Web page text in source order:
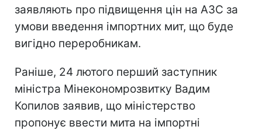
заявляють про підвищення цін на АЗС за
умови введення імпортних мит, що буде
вигідно переробникам.
Раніше, 24 лютого перший заступник
міністра Мінекономрозвитку Вадим
Копилов заявив, що міністерство
пропонує ввести мита на імпортні